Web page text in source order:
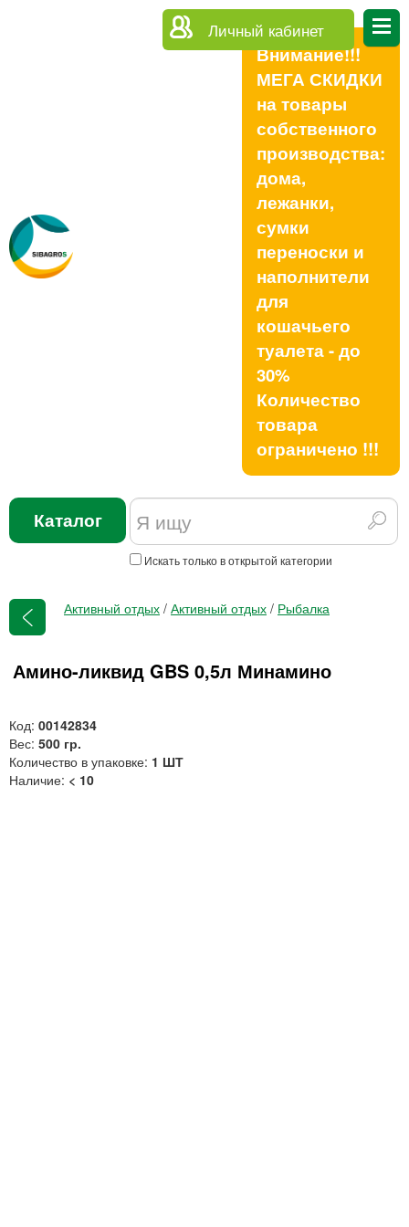
Личный кабинет
Внимание!!!
МЕГА СКИДКИ
на товары
собственного
производства:
дома,
лежанки,
сумки
переноски и
наполнители
для
кошачьего
туалета - до
30%
Количество
товара
ограничено !!!
Каталог
Искать только в открытой категории
Активный отдых / Активный отдых / Рыбалка
Амино-ликвид GBS 0,5л Минамино
Код: 00142834
Вес: 500 гр.
Количество в упаковке: 1 ШТ
Наличие: < 10